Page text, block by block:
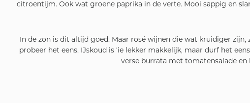
citroentijm. Ook wat groene paprika in de verte. Mooi sappig en
In de zon is dit altijd goed. Maar rosé wijnen die wat kruidiger
probeer het eens. IJskoud is ‘ie lekker makkelijk, maar durf het
verse burrata met tomatensalade